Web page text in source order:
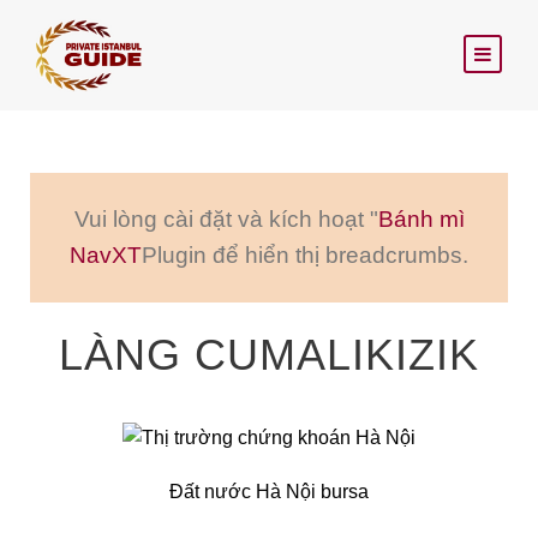
Vui lòng cài đặt và kích hoạt "Bánh mì
NavXTPlugin để hiển thị breadcrumbs.
LÀNG CUMALIKIZIK
Đất nước Hà Nội bursa